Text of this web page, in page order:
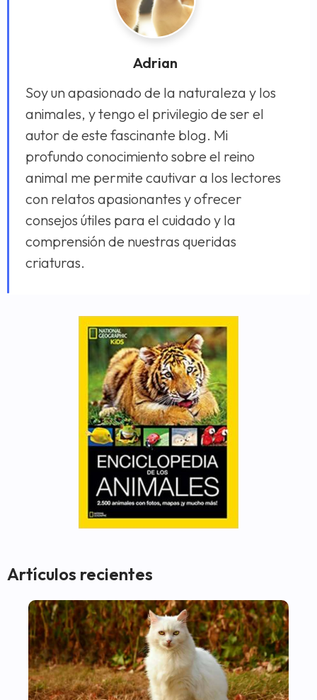
Adrian
Soy un apasionado de la naturaleza y los
animales, y tengo el privilegio de ser el
autor de este fascinante blog. Mi
profundo conocimiento sobre el reino
animal me permite cautivar a los lectores
con relatos apasionantes y ofrecer
consejos útiles para el cuidado y la
comprensión de nuestras queridas
criaturas.
Artículos recientes